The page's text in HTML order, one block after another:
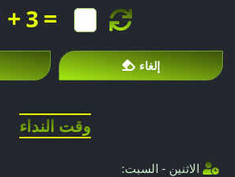
الاستشارة.
+ 3 =
إلغاء
وقت النداء
الاثنين - السبت: